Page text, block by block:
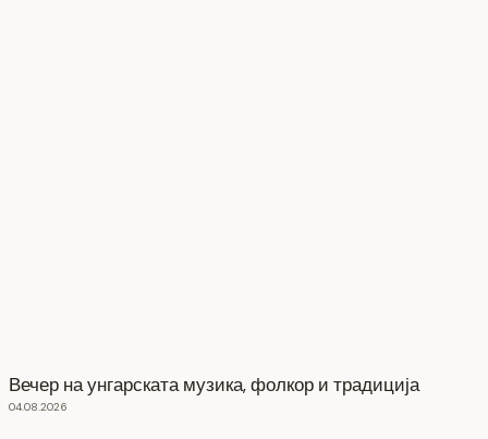
Вечер на унгарската музика, фолкор и традиција
04.08.2026